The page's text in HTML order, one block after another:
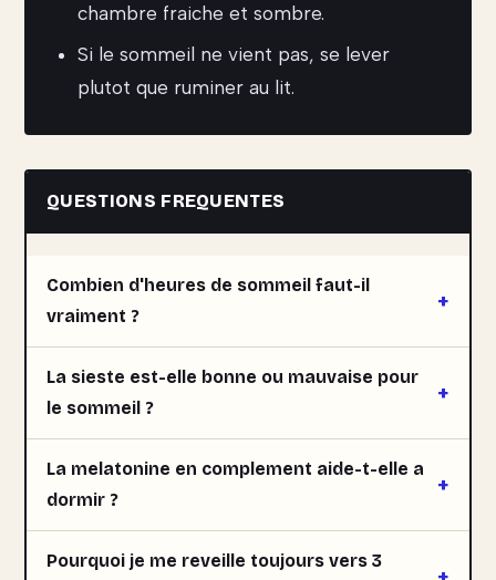
chambre fraiche et sombre.
Si le sommeil ne vient pas, se lever
plutot que ruminer au lit.
QUESTIONS FREQUENTES
Combien d'heures de sommeil faut-il
vraiment ?
La sieste est-elle bonne ou mauvaise pour
le sommeil ?
La melatonine en complement aide-t-elle a
dormir ?
Pourquoi je me reveille toujours vers 3